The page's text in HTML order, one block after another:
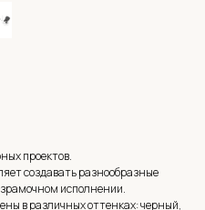
проектов.
создавать разнообразные
исполнении.
в различных оттенках: черный,